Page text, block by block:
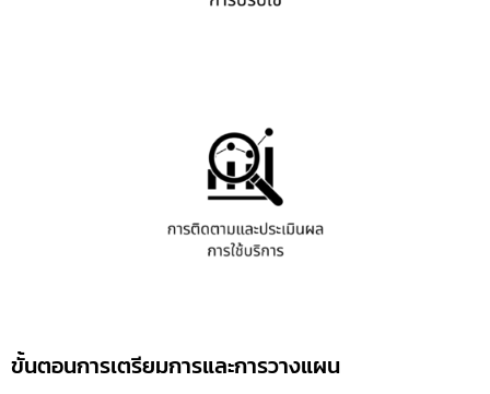
ขั้นตอนการเตรียมการและการวางแผน